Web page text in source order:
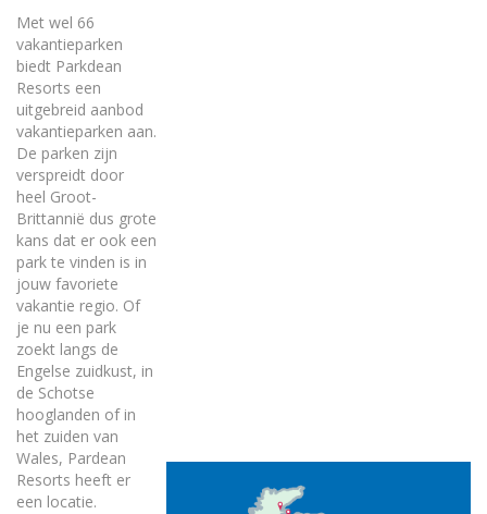
Met wel 66
vakantieparken
biedt Parkdean
Resorts een
uitgebreid aanbod
vakantieparken aan.
De parken zijn
verspreidt door
heel Groot-
Brittannië dus grote
kans dat er ook een
park te vinden is in
jouw favoriete
vakantie regio. Of
je nu een park
zoekt langs de
Engelse zuidkust, in
de Schotse
hooglanden of in
het zuiden van
Wales, Pardean
Resorts heeft er
een locatie.